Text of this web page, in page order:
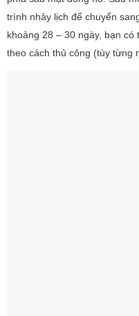
trình nhảy lịch để chuyển
khoảng 28 – 30 ngày, bạn
theo cách thủ công (tùy từng